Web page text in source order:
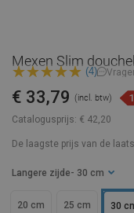
Mexen Slim
(4)
Catalogusprijs: € 42,20
€ 33,79 (incl. btw)
De laagste prijs van de
Langere zijde - 30 cm
20 cm 25 cm 30